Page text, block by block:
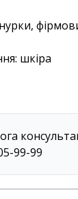
шкіра
99-99